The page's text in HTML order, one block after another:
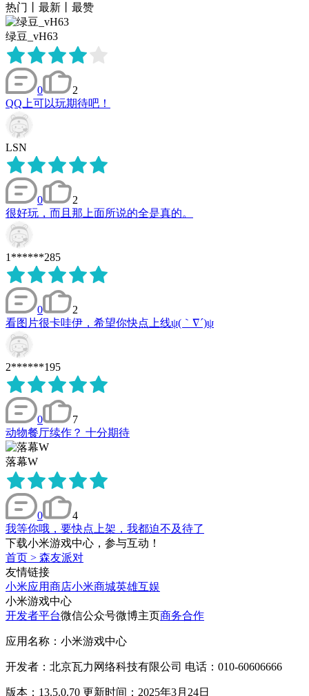
热门
最新 最赞
绿豆_vH63
0
2
QQ上可以玩期待吧！
LSN
0
2
很好玩，而且那上面所说的全是真的。
1******285
0
2
看图片很卡哇伊，希望你快点上线ψ(｀∇´)ψ
2******195
0
7
动物餐厅续作？ 十分期待
落幕W
0
4
我等你哦，要快点上架，我都迫不及待了
下载小米游戏中心，参与互动！
首页 > 森友派对
友情链接
小米应用商店小米商城英雄互娱
小米游戏中心
开发者平台微信公众号微博主页商务合作
应用名称：小米游戏中心
开发者：北京瓦力网络科技有限公司 电话：010-60606666
版本：13.5.0.70 更新时间：2025年3月24日